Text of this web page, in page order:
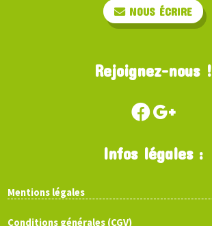
NOUS ÉCRIRE
Rejoignez-nous !
Infos légales :
Mentions légales
Conditions générales (CGV)